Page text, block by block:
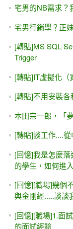
千金買房，萬金
2.0書籍
[IT邦幫忙]鐵人賽
(沒寫過程式的人
[IT邦幫忙]鐵人賽
體業務員）